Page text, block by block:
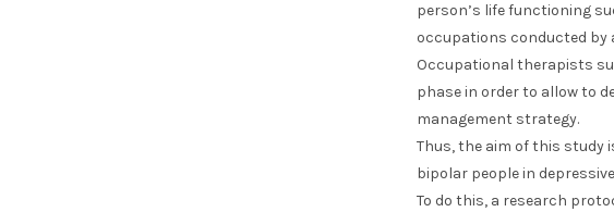
person’s life functioning
occupations conducted by
Occupational therapists
phase in order to allow to
management strategy.
Thus, the aim of this study
bipolar people in
To do this, a research